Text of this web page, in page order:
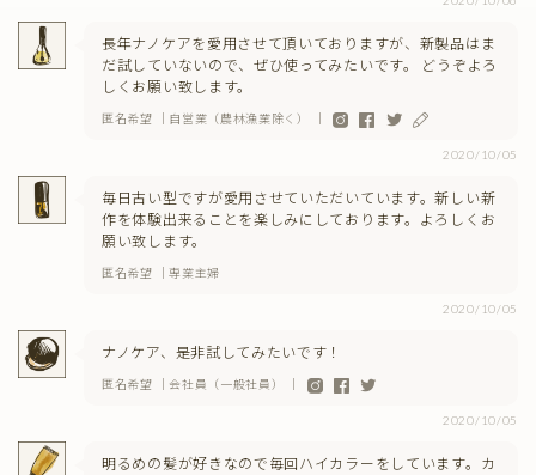
長年ナノケアを愛用させて頂いておりますが、新製品はま
だ試していないので、ぜひ使ってみたいです。 どうぞよろ
しくお願い致します。
匿名希望 ｜自営業（農林漁業除く） ｜
2020/10/05
毎日古い型ですが愛用させていただいています。新しい新
作を体験出来ることを楽しみにしております。よろしくお
願い致します。
匿名希望 ｜専業主婦
2020/10/05
ナノケア、是非試してみたいです！
匿名希望 ｜会社員（一般社員） ｜
2020/10/05
明るめの髪が好きなので毎回ハイカラーをしています。カ